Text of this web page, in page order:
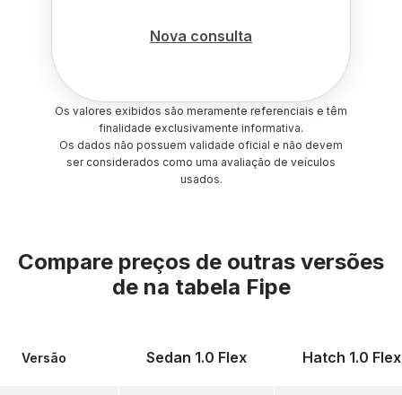
Nova consulta
Os valores exibidos são meramente referenciais e têm
finalidade exclusivamente informativa.
Os dados não possuem validade oficial e não devem
ser considerados como uma avaliação de veículos
usados.
Compare preços de outras versões
de na tabela Fipe
Versão Sedan 1.0 Flex Hatch 1.0 Flex